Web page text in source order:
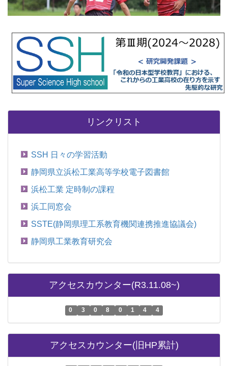
リンクリスト
SSH 日々の学習活動
静岡県立浜松工業高等学校電子図書館
浜松工業 定時制の課程
浜工同窓会
SSTE(静岡県理工系教育機関連携推進協議会)
静岡県工業教育研究会
アクセスカウンター(R3.11.08~)
0 3 0 8 0 1 4 4
アクセスカウンター(旧HP累計)